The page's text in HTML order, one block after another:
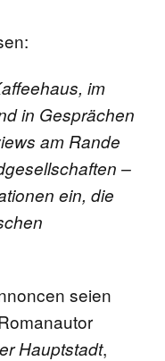
im
in Gesprächen
am Rande
–
ein, die
seien
Hauptstadt,